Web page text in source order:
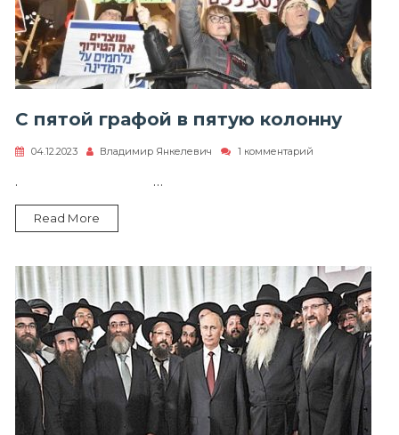
С пятой графой в пятую колонну
04.12.2023 Владимир Янкелевич 1 комментарий
. …
Read More